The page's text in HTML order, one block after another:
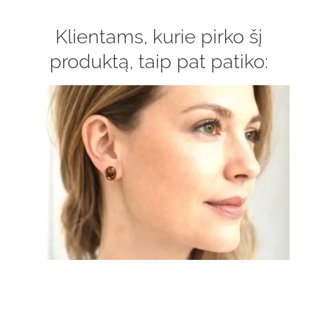
Klientams, kurie pirko šį
produktą, taip pat patiko: